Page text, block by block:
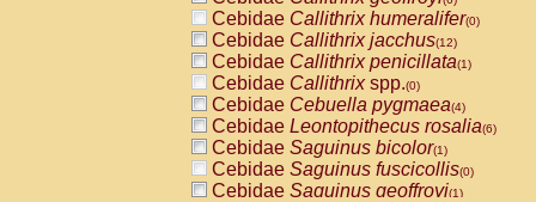
Cebidae Callithrix humeralifer(0)
Cebidae Callithrix jacchus(12)
Cebidae Callithrix penicillata(1)
Cebidae Callithrixspp.(0)
Cebidae Cebuella pygmaea(4)
Cebidae Leontopithecus rosalia(6)
Cebidae Saguinus bicolor(1)
Cebidae Saguinus fuscicollis(0)
Cebidae Saguinus geoffroyi(1)